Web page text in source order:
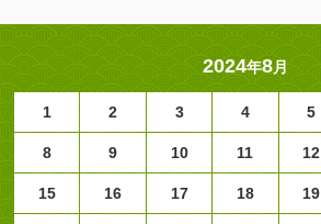
2024年8月
1 2 3 4 5
8 9 10 11 12
15 16 17 18 19